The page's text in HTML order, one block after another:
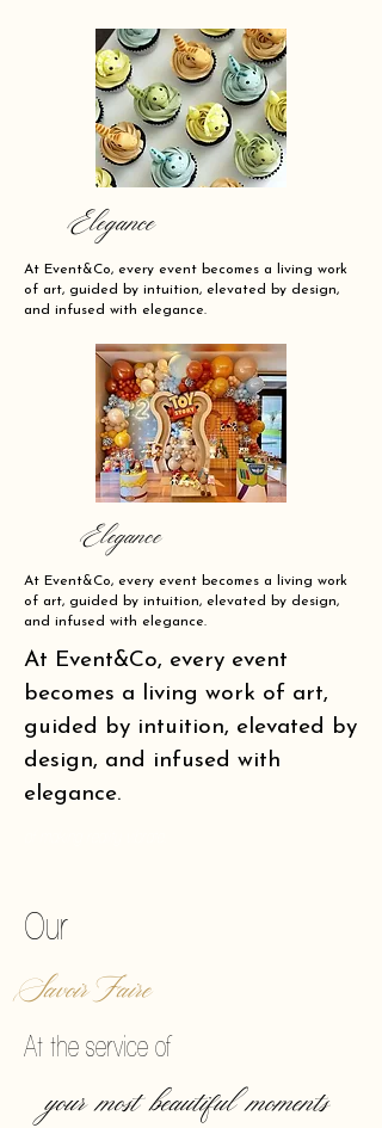
Elegance
At Event&Co, every event becomes a living work
of art, guided by intuition, elevated by design,
and infused with elegance.
Elegance
At Event&Co, every event becomes a living work
of art, guided by intuition, elevated by design,
and infused with elegance.
At Event&Co, every event
becomes a living work of art,
guided by intuition, elevated by
design, and infused with
elegance.
Our
Savoir Faire
At the service of
your most beautiful moments